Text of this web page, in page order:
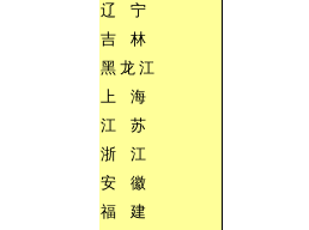
辽
宁
吉
林
黑 龙 江
上
海
江
苏
浙
江
安
徽
福
建